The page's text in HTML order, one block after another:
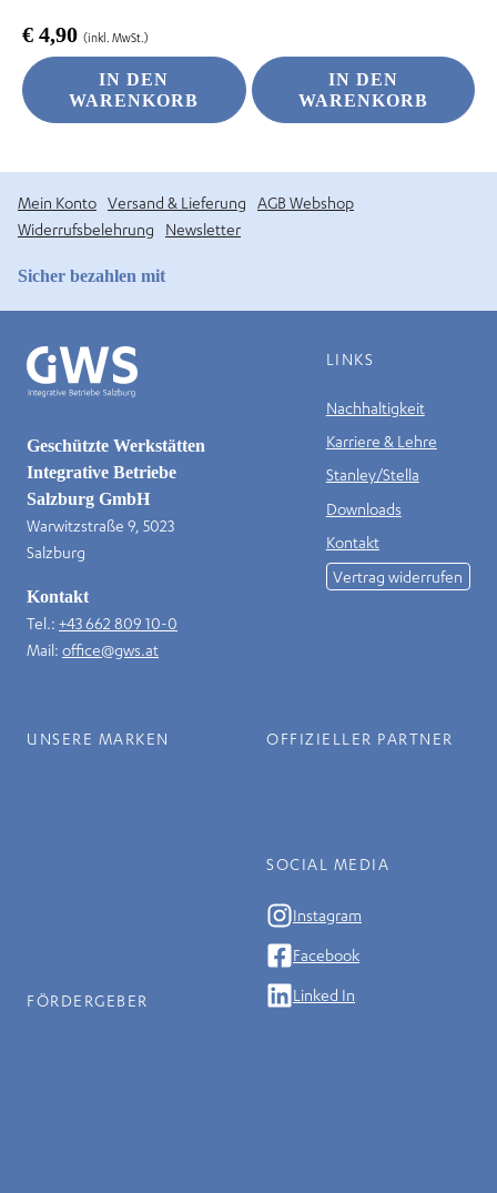
€ 4,90 (inkl. MwSt.)
IN DEN
WARENKORB
IN DEN
WARENKORB
Mein Konto Versand & Lieferung
AGB Webshop
Widerrufsbelehrung
Newsletter
Sicher bezahlen mit
Geschützte Werkstätten
Integrative Betriebe
Salzburg GmbH
Warwitzstraße 9, 5023
Salzburg
Kontakt
Tel.: +43 662 809 10-0
Mail: office@gws.at
LINKS
Nachhaltigkeit
Karriere & Lehre
Stanley/Stella
Downloads
Kontakt
Vertrag widerrufen
UNSERE MARKEN
FÖRDERGEBER
OFFIZIELLER PARTNER
SOCIAL MEDIA
Instagram
Facebook
Linked In